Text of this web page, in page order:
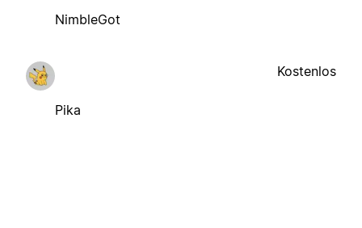
NimbleGot
Pika
Kostenlos